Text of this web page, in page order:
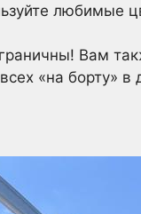
любимые
Вам
«на борту» в